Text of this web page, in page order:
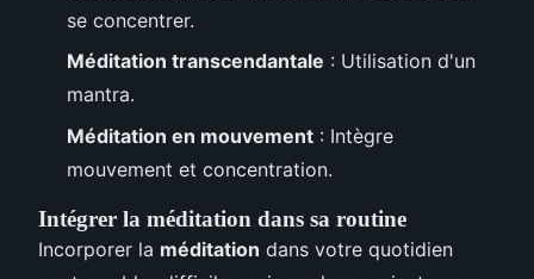
se concentrer.
Méditation transcendantale : Utilisation d'un
mantra.
Méditation en mouvement : Intègre
mouvement et concentration.
Intégrer la méditation dans sa routine
Incorporer la méditation dans votre quotidien